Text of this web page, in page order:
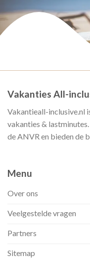
Vakanties All-
Vakantieall-inclusive.nl
vakanties &
de ANVR en bieden de
Menu
Over ons
Veelgestelde vragen
Partners
Sitemap